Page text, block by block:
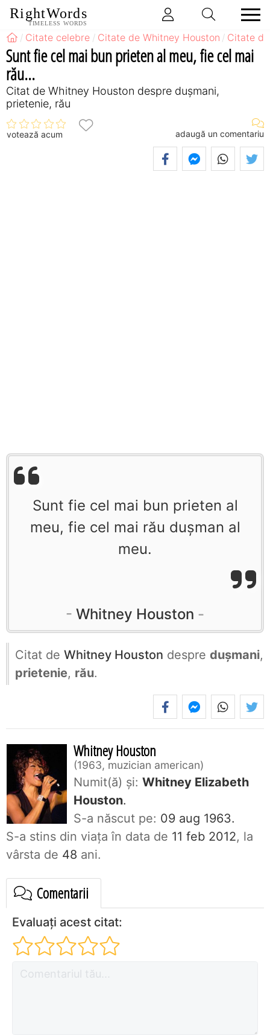
RightWords
TIMELESS WORDS
Citate celebre Citate de Whitney Houston Citate
Sunt fie cel mai bun prieten al meu, fie cel mai
rău...
Citat de Whitney Houston despre dușmani,
prietenie, rău
votează acum adaugă un comentariu
Sunt fie cel mai bun prieten al
meu, fie cel mai rău duşman al
meu.
Whitney Houston
Citat de Whitney Houston despre dușmani,
prietenie, rău.
Whitney Houston
1963, muzician american
Numit(ă) și: Whitney Elizabeth
Houston.
S-a născut pe: 09 aug 1963.
S-a stins din viaţa în data de 11 feb 2012, la
vârsta de 48 ani.
Comentarii
Evaluați acest citat: